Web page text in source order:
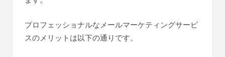
プロフェッショナルなメールマーケティングサービ
スのメリットは以下の通りです。